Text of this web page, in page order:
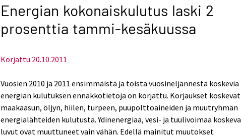
Energian kokonaiskulutus laski 2
prosenttia tammi-kesäkuussa
Korjattu 20.10.2011
Vuosien 2010 ja 2011 ensimmäistä ja toista vuosineljännestä koskevia
energian kulutuksen ennakkotietoja on korjattu. Korjaukset koskevat
maakaasun, öljyn, hiilen, turpeen, puupolttoaineiden ja muutryhmän
energialähteiden kulutusta. Ydinenergiaa, vesi- ja tuulivoimaa
luvut ovat muuttuneet vain vähän. Edellä mainitut muutokset